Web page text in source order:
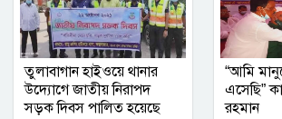
তুলাবাগান হাইওয়ে থানার
উদ্যোগে জাতীয় নিরাপদ
সড়ক দিবস পালিত হয়েছে
“আমি
এসেছি”
রহমান